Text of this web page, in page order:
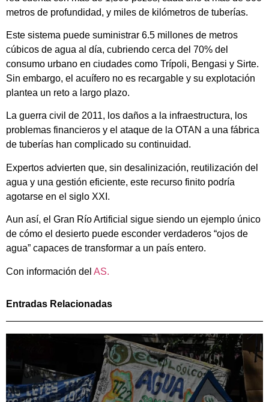
metros de profundidad, y miles de kilómetros de tuberías.
Este sistema puede suministrar 6.5 millones de metros
cúbicos de agua al día, cubriendo cerca del 70% del
consumo urbano en ciudades como Trípoli, Bengasi y Sirte.
Sin embargo, el acuífero no es recargable y su explotación
plantea un reto a largo plazo.
La guerra civil de 2011, los daños a la infraestructura, los
problemas financieros y el ataque de la OTAN a una fábrica
de tuberías han complicado su continuidad.
Expertos advierten que, sin desalinización, reutilización del
agua y una gestión eficiente, este recurso finito podría
agotarse en el siglo XXI.
Aun así, el Gran Río Artificial sigue siendo un ejemplo único
de cómo el desierto puede esconder verdaderos “ojos de
agua” capaces de transformar a un país entero.
Con información del AS.
Entradas Relacionadas